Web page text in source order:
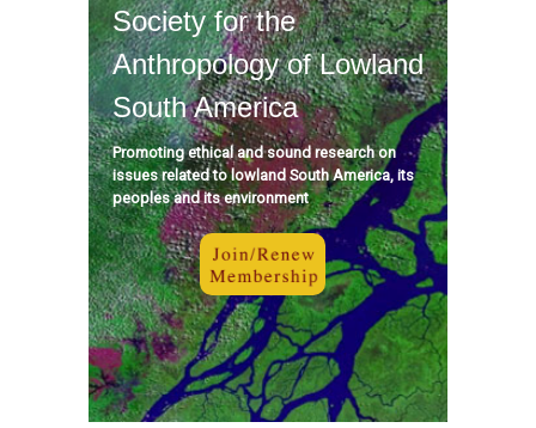
Society for the
Anthropology of Lowland
South America
Promoting ethical and sound research on
issues related to lowland South America, its
peoples and its environment